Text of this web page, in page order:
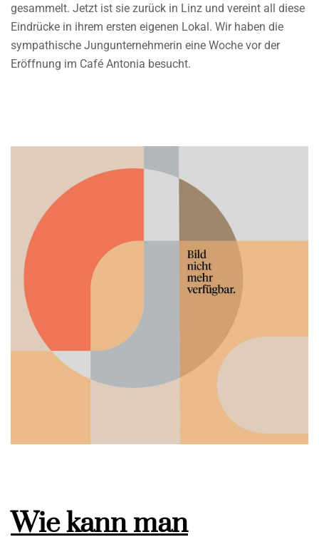
gesammelt. Jetzt ist sie zurück in Linz und vereint all diese
Eindrücke in ihrem ersten eigenen Lokal. Wir haben die
sympathische Jungunternehmerin eine Woche vor der
Eröffnung im Café Antonia besucht.
Wie kann man